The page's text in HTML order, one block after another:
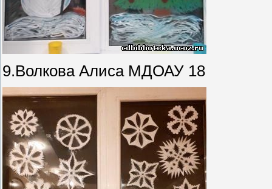
9.Волкова Алиса МДОАУ 18